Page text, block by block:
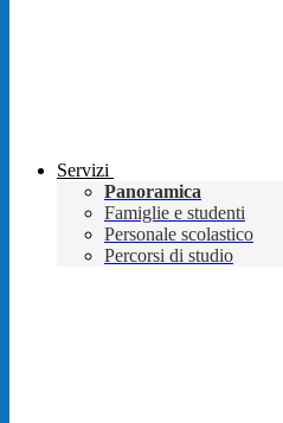
Servizi
Panoramica
Famiglie e studenti
Personale scolastico
Percorsi di studio